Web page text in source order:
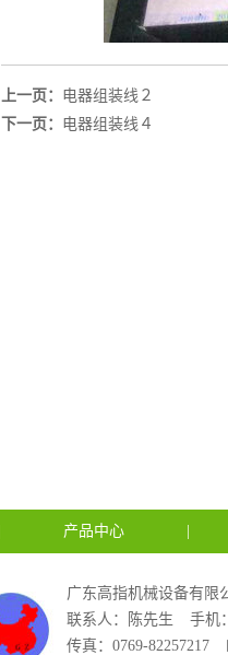
上一页： 电器组装线２
下一页： 电器组装线４
产品中心
广东高指机械设备有限
联系人：陈先生
手机
传真：0769-82257217